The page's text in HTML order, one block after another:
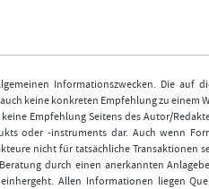
Informationszwecken. Die
keine konkreten Empfehlung zu einem
Empfehlung Seitens des Autor/
oder -instruments dar. Auch wenn
nicht für tatsächliche Transaktionen
durch einen anerkannten
Allen Informationen liegen